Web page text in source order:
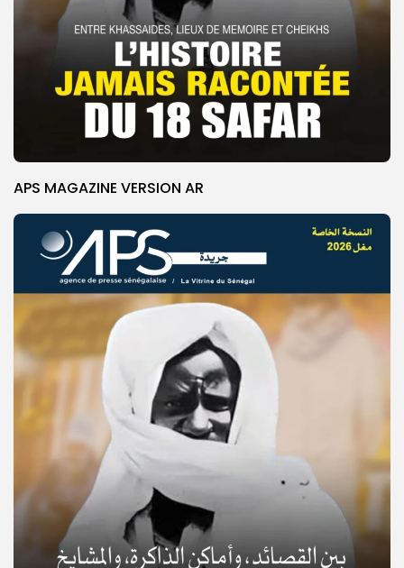
© Copyright 2025, APS
APS MAGAZINE VERSION AR